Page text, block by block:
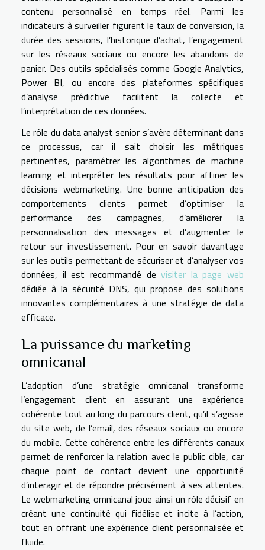
contenu personnalisé en temps réel. Parmi les
indicateurs à surveiller figurent le taux de conversion, la
durée des sessions, l’historique d’achat, l’engagement
sur les réseaux sociaux ou encore les abandons de
panier. Des outils spécialisés comme Google Analytics,
Power BI, ou encore des plateformes spécifiques
d’analyse prédictive facilitent la collecte et
l’interprétation de ces données.
Le rôle du data analyst senior s’avère déterminant dans
ce processus, car il sait choisir les métriques
pertinentes, paramétrer les algorithmes de machine
learning et interpréter les résultats pour affiner les
décisions webmarketing. Une bonne anticipation des
comportements clients permet d’optimiser la
performance des campagnes, d’améliorer la
personnalisation des messages et d’augmenter le
retour sur investissement. Pour en savoir davantage
sur les outils permettant de sécuriser et d’analyser vos
données, il est recommandé devisiter la page web
dédiée à la sécurité DNS, qui propose des solutions
innovantes complémentaires à une stratégie de data
efficace.
La puissance du marketing
omnicanal
L’adoption d’une stratégie omnicanal transforme
l’engagement client en assurant une expérience
cohérente tout au long du parcours client, qu’il s’agisse
du site web, de l’email, des réseaux sociaux ou encore
du mobile. Cette cohérence entre les différents canaux
permet de renforcer la relation avec le public cible, car
chaque point de contact devient une opportunité
d’interagir et de répondre précisément à ses attentes.
Le webmarketing omnicanal joue ainsi un rôle décisif en
créant une continuité qui fidélise et incite à l’action,
tout en offrant une expérience client personnalisée et
fluide.